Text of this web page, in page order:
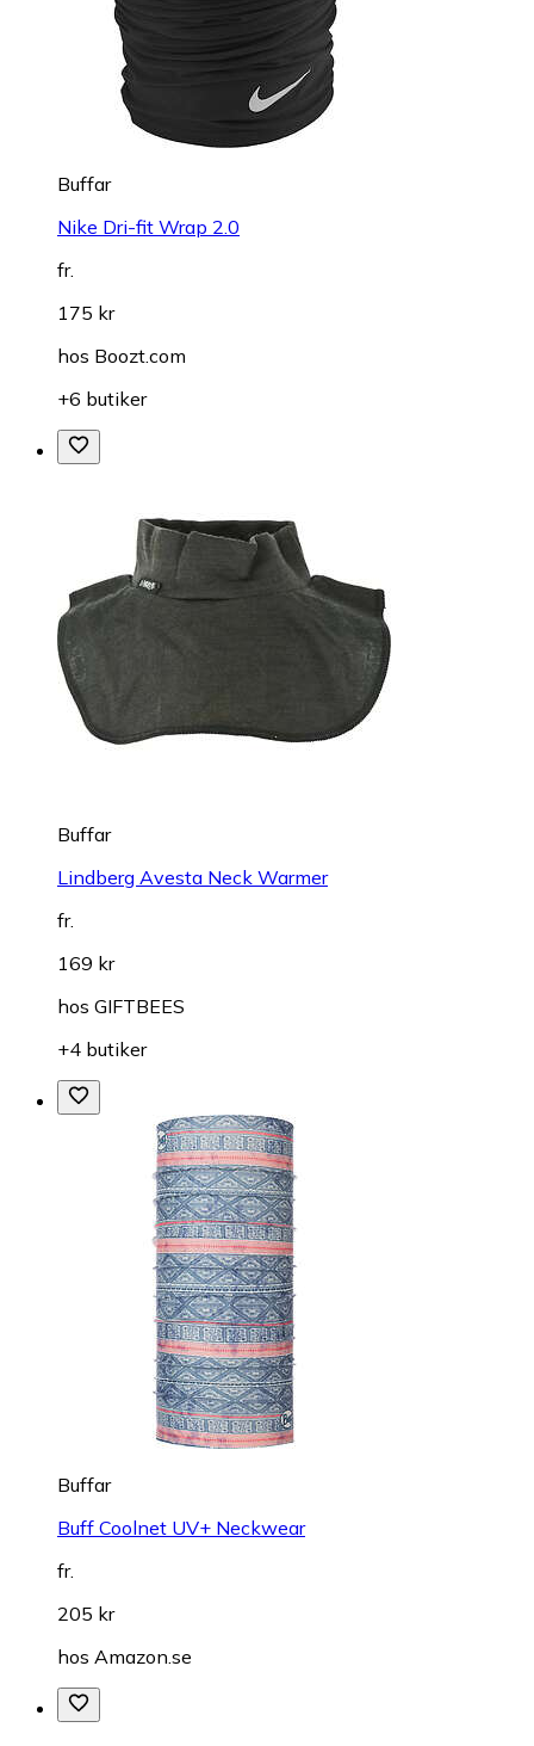
Buffar
Nike Dri-fit Wrap 2.0
fr.
175 kr
hos Boozt.com
+6 butiker
Buffar
Lindberg Avesta Neck Warmer
fr.
169 kr
hos GIFTBEES
+4 butiker
Buffar
Buff Coolnet UV+ Neckwear
fr.
205 kr
hos Amazon.se